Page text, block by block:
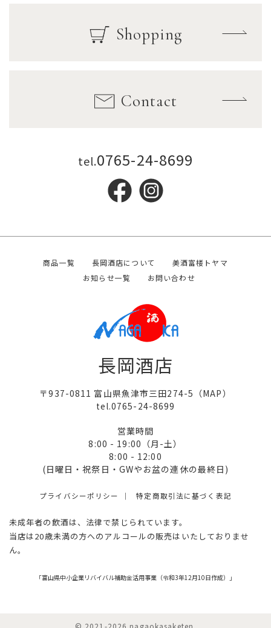
Shopping
Contact
tel.0765-24-8699
商品一覧 長岡酒店について
美酒富楼トヤマ
お知らせ一覧
お問い合わせ
長岡酒店
〒937-0811 富山県魚津市三田274-5（MAP）
tel.0765-24-8699
営業時間
8:00 - 19:00（月-土）
8:00 - 12:00
(日曜日・祝祭日・GWやお盆の連休の最終日)
プライバシーポリシー 特定商取引法に基づく表記
未成年者の飲酒は、法律で禁じられています。
当店は20歳未満の方へのアルコールの販売はいたしておりませ
ん。
「富山県中小企業リバイバル補助金活用事業（令和3年12月10日作成）」
© 2021-2026 nagaokasaketen.